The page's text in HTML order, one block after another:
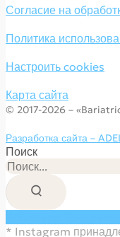
Согласие на
Политика
Настроить cookies
Карта сайта
© 2017-2026 –
Разработка сайта –
Поиск
* Instagram